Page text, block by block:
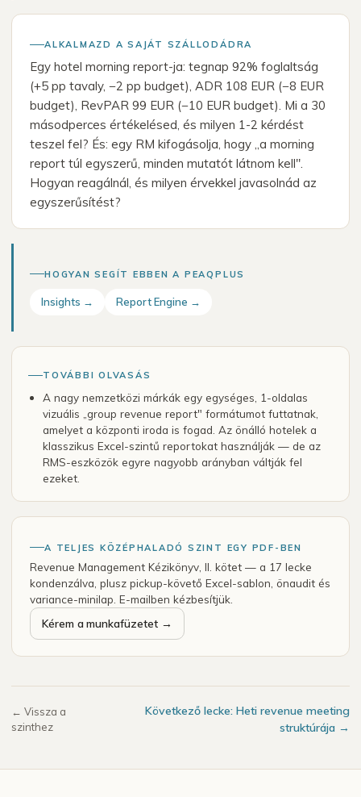
ALKALMAZD A SAJÁT SZÁLLODÁDRA
Egy hotel morning report-ja: tegnap 92% foglaltság
(+5 pp tavaly, −2 pp budget), ADR 108 EUR (−8 EUR
budget), RevPAR 99 EUR (−10 EUR budget). Mi a 30
másodperces értékelésed, és milyen 1-2 kérdést
teszel fel? És: egy RM kifogásolja, hogy „a morning
report túl egyszerű, minden mutatót látnom kell".
Hogyan reagálnál, és milyen érvekkel javasolnád az
egyszerűsítést?
HOGYAN SEGÍT EBBEN A PEAQPLUS
Insights → Report Engine →
TOVÁBBI OLVASÁS
A nagy nemzetközi márkák egy egységes, 1-oldalas
vizuális „group revenue report" formátumot futtatnak,
amelyet a központi iroda is fogad. Az önálló hotelek a
klasszikus Excel-szintű reportokat használják — de az
RMS-eszközök egyre nagyobb arányban váltják fel
ezeket.
A TELJES KÖZÉPHALADÓ SZINT EGY PDF-BEN
Revenue Management Kézikönyv, II. kötet — a 17 lecke
kondenzálva, plusz pickup-követő Excel-sablon, önaudit és
variance-minilap. E-mailben kézbesítjük.
Kérem a munkafüzetet →
← Vissza a
szinthez
Következő lecke: Heti revenue meeting
struktúrája →